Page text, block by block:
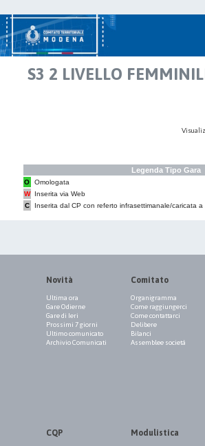
S3 2 LIVELLO
Legenda Tipo Gara
O
Omologata
W
Inserita via Web
C
Inserita dal CP con referto infrasettimanale/caricata
Novità
Ultima ora
Gare Odierne
Gare di Ieri
Prossimi 7 giorni
Ultimo comunicato
Archivio Comunicati
Comitato
Organigramma
Come raggiungerci
Come contattarci
Delibere
Bilanci
Assemblee società
CQP Modulistica